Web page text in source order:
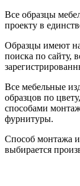
Все образцы
проекту в
Образцы имеют
поиска по сайту,
Все мебельные
образцов по
способами
фурнитуры.
Способ монтажа
выбирается